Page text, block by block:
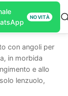
NOVITÀ
con angoli per
in morbida
e allo
lenzuolo,